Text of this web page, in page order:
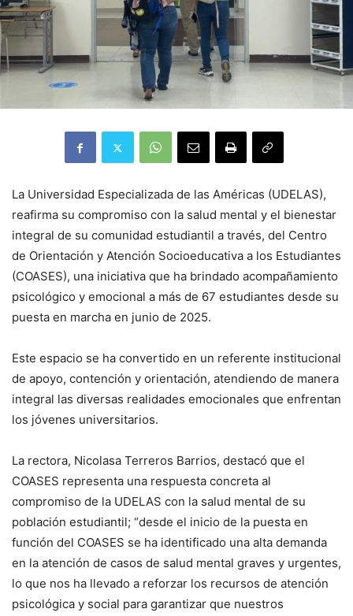
La Universidad Especializada de las Américas (UDELAS),
reafirma su compromiso con la salud mental y el bienestar
integral de su comunidad estudiantil a través, del Centro
de Orientación y Atención Socioeducativa a los Estudiantes
(COASES), una iniciativa que ha brindado acompañamiento
psicológico y emocional a más de 67 estudiantes desde su
puesta en marcha en junio de 2025.
Este espacio se ha convertido en un referente institucional
de apoyo, contención y orientación, atendiendo de manera
integral las diversas realidades emocionales que enfrentan
los jóvenes universitarios.
La rectora, Nicolasa Terreros Barrios, destacó que el
COASES representa una respuesta concreta al
compromiso de la UDELAS con la salud mental de su
población estudiantil; “desde el inicio de la puesta en
función del COASES se ha identificado una alta demanda
en la atención de casos de salud mental graves y urgentes,
lo que nos ha llevado a reforzar los recursos de atención
psicológica y social para garantizar que nuestros